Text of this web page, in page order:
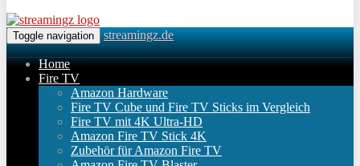
Toggle navigation streamingz.de
Home
Fire TV
Amazon Hardware
Fire TV Cube und Fire TV Sticks im Vergleich
Fire TV mit 4K Ultra-HD
Amazon Fire TV Stick 4K
Zubehör für Amazon Fire TV